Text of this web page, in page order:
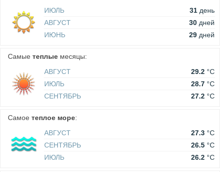
ИЮЛЬ
31 день
АВГУСТ
30 дней
ИЮНЬ
29 дней
Самые теплые месяцы:
АВГУСТ
29.2 °C
ИЮЛЬ
28.7 °C
СЕНТЯБРЬ
27.2 °C
Самое теплое море:
АВГУСТ
27.3 °C
СЕНТЯБРЬ
26.5 °C
ИЮЛЬ
26.2 °C